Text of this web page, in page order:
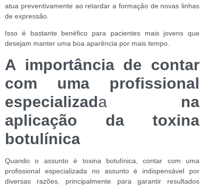
atua preventivamente ao retardar a formação de novas linhas
de expressão.
Isso é bastante benéfico para pacientes mais jovens que
desejam manter uma boa aparência por mais tempo.
A importância de contar
com uma profissional
especializada na
aplicação da toxina
botulínica
Quando o assunto é toxina botulínica, contar com uma
profissional especializada no assunto é indispensável por
diversas razões, principalmente para garantir resultados